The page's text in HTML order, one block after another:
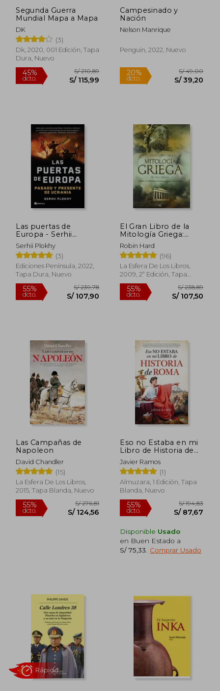
55%
dcto.
Segunda Guerra
Mundial Mapa a Mapa
DK
(3)
Dk, 2020, 001 Edición, Tapa
Dura, Nuevo
45%
dcto. S/ 115,99
Campesinado y
Nación
Nelson Manrique
Penguin, 2022, Nuevo
20%
dcto. S/
Rápido
Las puertas de
Europa - Serhii
Plokhy - Libro Físico
Serhii Plokhy
(3)
Ediciones Península, 2022,
Tapa Dura, Nuevo
55% S/ 239,78
El Gran Libro de la
Mitología Griega:
Basado en el Manual
de Mitología Griega
de h. J. Rose
Robin Hard
(96)
La Esfera De Los Libros,
2009, 2ª Edición, Tapa
Blanda, Nuevo
55% S/
Las Campañas de
Napoleon
David Chandler
(15)
La Esfera De Los Libros,
2015, Tapa Blanda, Nuevo
Eso no Estaba en mi
Libro de Historia de
Roma
Javier Ramos
(1)
Almuzara, 1 Edición, Tapa
Blanda, Nuevo
Disponible Usado
en Buen Estado a
S/ 75,33
Comprar Usado